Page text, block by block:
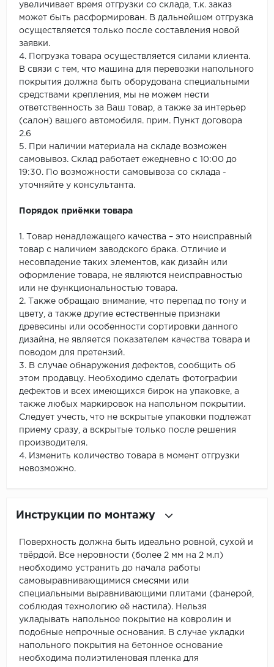
увеличивает время отгрузки со склада, т.к. заказ
может быть расформирован. В дальнейшем отгрузка
осуществляется только после составления новой
заявки.
4. Погрузка товара осуществляется силами клиента.
В связи с тем, что машина для перевозки напольного
покрытия должна быть оборудована специальными
средствами крепления, мы не можем нести
ответственность за Ваш товар, а также за интерьер
(салон) вашего автомобиля. прим. Пункт договора
2.6
5. При наличии материала на складе возможен
самовывоз. Склад работает ежедневно с 10:00 до
19:30. По возможности самовывоза со склада -
уточняйте у консультанта.
Порядок приёмки товара
1. Товар ненадлежащего качества – это неисправный
товар с наличием заводского брака. Отличие и
несовпадение таких элементов, как дизайн или
оформление товара, не являются неисправностью
или не функциональностью товара.
2. Также обращаю внимание, что перепад по тону и
цвету, а также другие естественные признаки
древесины или особенности сортировки данного
дизайна, не является показателем качества товара и
поводом для претензий.
3. В случае обнаружения дефектов, сообщить об
этом продавцу. Необходимо сделать фотографии
дефектов и всех имеющихся бирок на упаковке, а
также любых маркировок на напольном покрытии.
Следует учесть, что не вскрытые упаковки подлежат
приему сразу, а вскрытые только после решения
производителя.
4. Изменить количество товара в момент отгрузки
невозможно.
Инструкции по монтажу
Поверхность должна быть идеально ровной, сухой и
твёрдой. Все неровности (более 2 мм на 2 м.п)
необходимо устранить до начала работы
самовыравнивающимися смесями или
специальными выравнивающими плитами (фанерой,
соблюдая технологию её настила). Нельзя
укладывать напольное покрытие на ковролин и
подобные непрочные основания. В случае укладки
напольного покрытия на бетонное основание
необходима полиэтиленовая пленка для